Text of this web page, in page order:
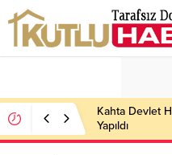
Kahta Devlet
Yapıldı